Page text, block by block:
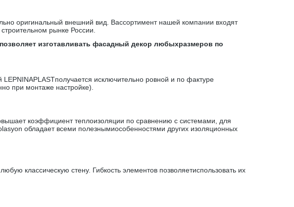
оригинальный внешний вид. Вассортимент нашей компании входят
рынке России.
изготавливать фасадный декор любыхразмеров по
исключительно ровной и по фактуре
при монтаже настройке).
коэффициент теплоизоляции по сравнению с системами, для
обладает всеми полезнымиособенностями других изоляционных
классическую стену. Гибкость элементов позволяетиспользовать их